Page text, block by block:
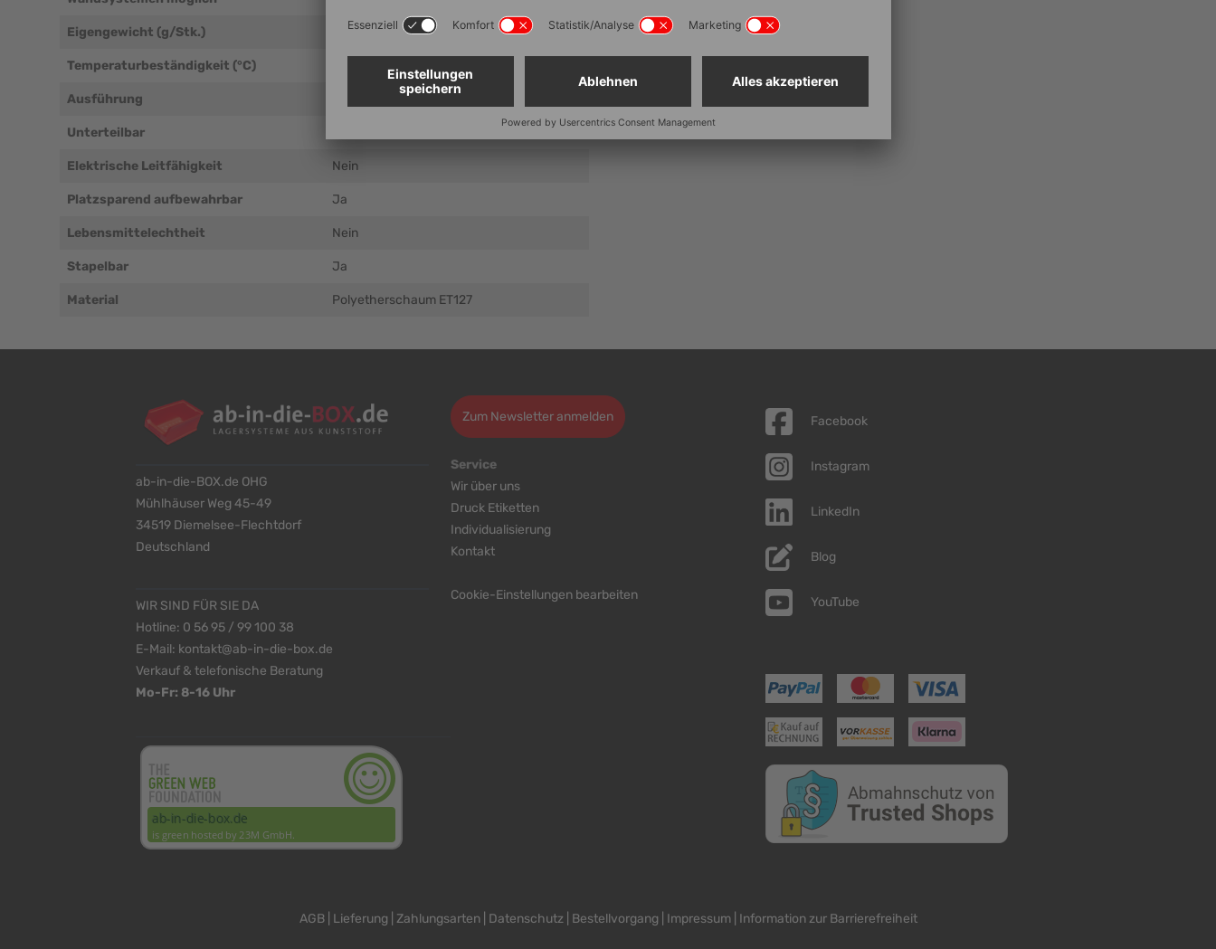
Eigengewicht (g/Stk.)
Temperaturbeständigkeit (°C) -10°C bis +60°C
Ausführung Würfel Stanzung 15 x 15 mm
Unterteilbar
Elektrische Leitfähigkeit Nein
Platzsparend aufbewahrbar Ja
Lebensmittelechtheit Nein
Stapelbar Ja
Material Polyetherschaum ET127
ab-in-die-BOX.de OHG
Mühlhäuser Weg 45-49
34519 Diemelsee-Flechtdorf
Deutschland
WIR SIND FÜR SIE DA
Hotline: 0 56 95 / 99 100 38
E-Mail: kontakt@ab-in-die-box.de
Verkauf & telefonische Beratung
Mo-Fr: 8-16 Uhr
Zum Newsletter anmelden
Service
Wir über uns
Druck Etiketten
Individualisierung
Kontakt
Cookie-Einstellungen bearbeiten
Facebook
Instagram
LinkedIn
Blog
YouTube
AGB| Lieferung Zahlungsarten| Datenschutz| Bestellvorgang Impressum| Information zur Barrierefreiheit